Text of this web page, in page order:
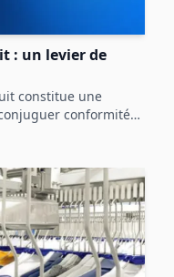
: un levier de
constitue une
conformité
pour une